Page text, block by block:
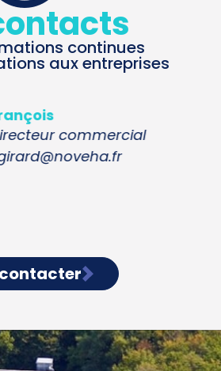
continues
aux entreprises
aux entreprises